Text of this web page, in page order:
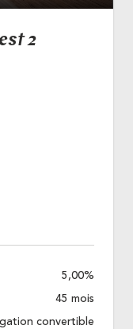
2
5,00%
45 mois
convertible